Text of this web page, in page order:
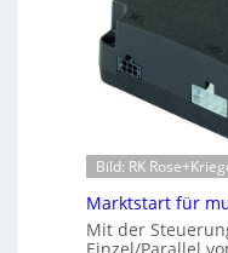
e
g
s
e
n
s
o
Bild: RK
Marktstart für
Mit der